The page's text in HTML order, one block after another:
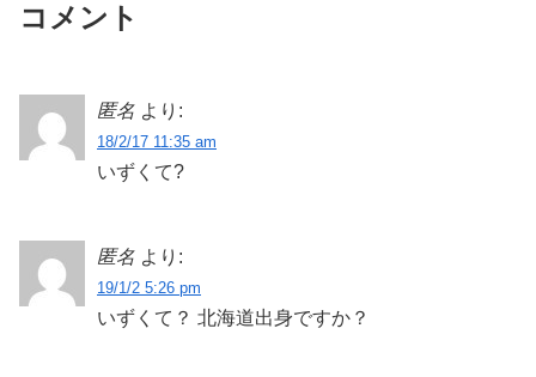
コメント
匿名 より:
18/2/17 11:35 am
いずくて?
匿名 より:
19/1/2 5:26 pm
いずくて？ 北海道出身ですか？